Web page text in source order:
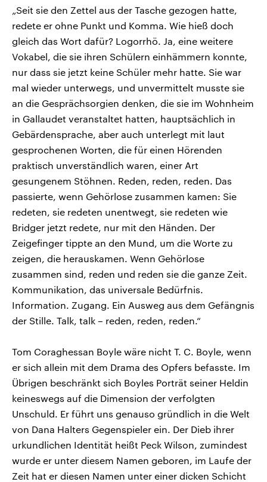
„Seit sie den Zettel aus der Tasche gezogen hatte,
redete er ohne Punkt und Komma. Wie hieß doch
gleich das Wort dafür? Logorrhö. Ja, eine weitere
Vokabel, die sie ihren Schülern einhämmern konnte,
nur dass sie jetzt keine Schüler mehr hatte. Sie war
mal wieder unterwegs, und unvermittelt musste sie
an die Gesprächsorgien denken, die sie im Wohnheim
in Gallaudet veranstaltet hatten, hauptsächlich in
Gebärdensprache, aber auch unterlegt mit laut
gesprochenen Worten, die für einen Hörenden
praktisch unverständlich waren, einer Art
gesungenem Stöhnen. Reden, reden, reden. Das
passierte, wenn Gehörlose zusammen kamen: Sie
redeten, sie redeten unentwegt, sie redeten wie
Bridger jetzt redete, nur mit den Händen. Der
Zeigefinger tippte an den Mund, um die Worte zu
zeigen, die herauskamen. Wenn Gehörlose
zusammen sind, reden und reden sie die ganze Zeit.
Kommunikation, das universale Bedürfnis.
Information. Zugang. Ein Ausweg aus dem Gefängnis
der Stille. Talk, talk – reden, reden, reden.“
Tom Coraghessan Boyle wäre nicht T. C. Boyle, wenn
er sich allein mit dem Drama des Opfers befasste. Im
Übrigen beschränkt sich Boyles Porträt seiner Heldin
keineswegs auf die Dimension der verfolgten
Unschuld. Er führt uns genauso gründlich in die Welt
von Dana Halters Gegenspieler ein. Der Dieb ihrer
urkundlichen Identität heißt Peck Wilson, zumindest
wurde er unter diesem Namen geboren, im Laufe der
Zeit hat er diesen Namen unter einer dicken Schicht